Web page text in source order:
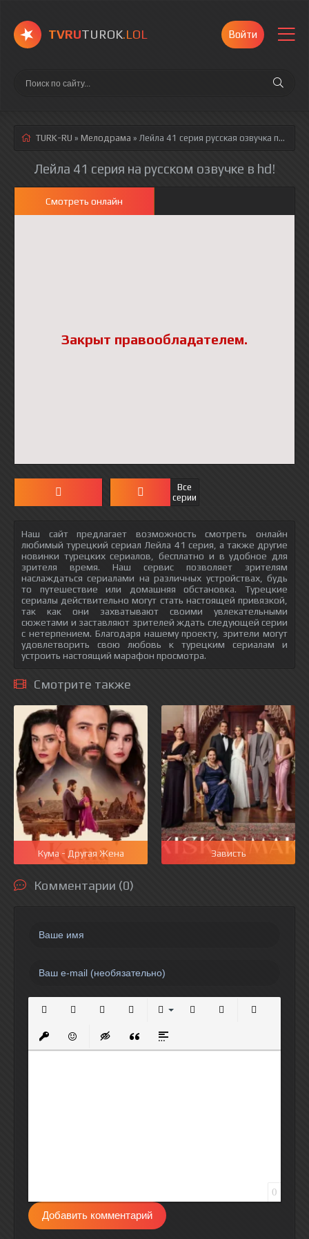
TVRUTUROK.LOL Войти
TURK-RU » Мелодрама » Лейла 41 серия русская озвучка полностью смотреть онлайн!
Лейла 41 серия на русском озвучке в hd!
Смотреть онлайн
Закрыт правообладателем.
Все
серии
Наш сайт предлагает возможность смотреть онлайн
любимый турецкий сериал Лейла 41 серия, а также другие
новинки турецких сериалов, бесплатно и в удобное для
зрителя время. Наш сервис позволяет зрителям
наслаждаться сериалами на различных устройствах, будь
то путешествие или домашняя обстановка. Турецкие
сериалы действительно могут стать настоящей привязкой,
так как они захватывают своими увлекательными
сюжетами и заставляют зрителей ждать следующей серии
с нетерпением. Благодаря нашему проекту, зрители могут
удовлетворить свою любовь к турецким сериалам и
устроить настоящий марафон просмотра.
Смотрите также
Кума - Другая Жена Зависть
Комментарии (0)
Вставить защищенную ссылку
Вставить смайлик
Вставка скрытого текста
Вставка цитаты
Вставка спойлера
0
Добавить комментарий